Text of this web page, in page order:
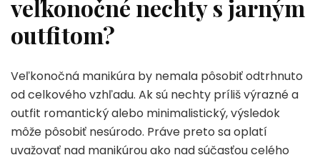
veľkonočné nechty s jarným
outfitom?
Veľkonočná manikúra by nemala pôsobiť odtrhnuto
od celkového vzhľadu. Ak sú nechty príliš výrazné a
outfit romantický alebo minimalistický, výsledok
môže pôsobiť nesúrodo. Práve preto sa oplatí
uvažovať nad manikúrou ako nad súčasťou celého